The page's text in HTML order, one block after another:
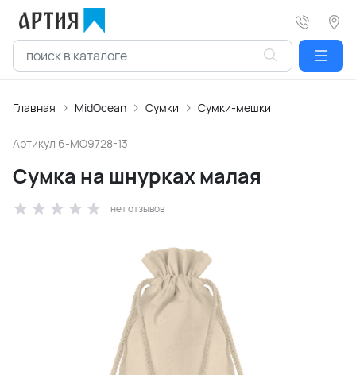
Главная MidOcean Сумки Сумки-мешки
Артикул 6-MO9728-13
Сумка на шнурках малая
нет отзывов